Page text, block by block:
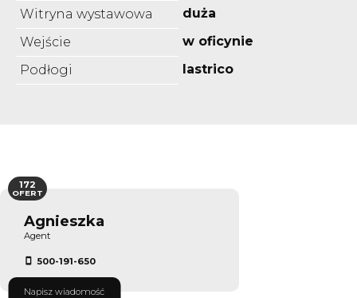
Witryna wystawowa
duża
Wejście
w oficynie
Podłogi
lastrico
Agnieszka
Agent
500-191-650
Napisz wiadomość
172
OFERT